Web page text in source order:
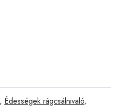
, Édességek rágcsálnivaló,